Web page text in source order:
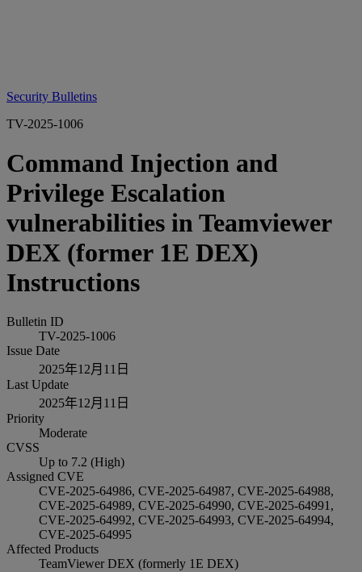
Security Bulletins
TV-2025-1006
Command Injection and
Privilege Escalation
vulnerabilities in Teamviewer
DEX (former 1E DEX)
Instructions
Bulletin ID
TV-2025-1006
Issue Date
2025年12月11日
Last Update
2025年12月11日
Priority
Moderate
CVSS
Up to 7.2 (High)
Assigned CVE
CVE-2025-64986, CVE-2025-64987, CVE-2025-64988,
CVE-2025-64989, CVE-2025-64990, CVE-2025-64991,
CVE-2025-64992, CVE-2025-64993, CVE-2025-64994,
CVE-2025-64995
Affected Products
TeamViewer DEX (formerly 1E DEX)